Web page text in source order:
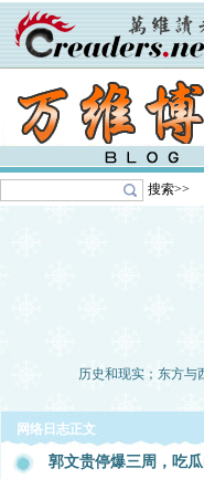
搜索>>
历史和现实；东方与
网络日志正文
郭文贵停爆三周，吃